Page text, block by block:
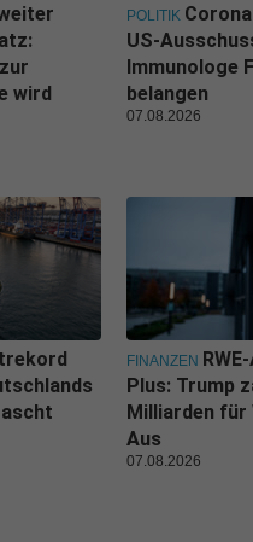
wird
POLITIK
US-
Immunologe
belangen
07.08.2026
FINANZEN
Plus: Trump
Milliarden
Aus
07.08.2026